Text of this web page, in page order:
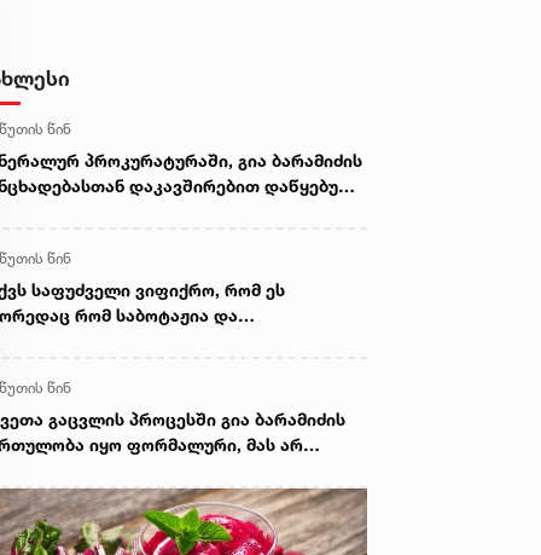
წინ
პროკურატურაში, გია ბარამიძის
დაკავშირებით დაწყებული
წინ
საფუძველი ვიფიქრო, რომ ეს
რომ საბოტაჟია და
ვოლსკი გიორგი ბარამიძის
წინ
გაცვლის პროცესში გია ბარამიძის
იყო ფორმალური, მას არ
ზაქარეიშვილი